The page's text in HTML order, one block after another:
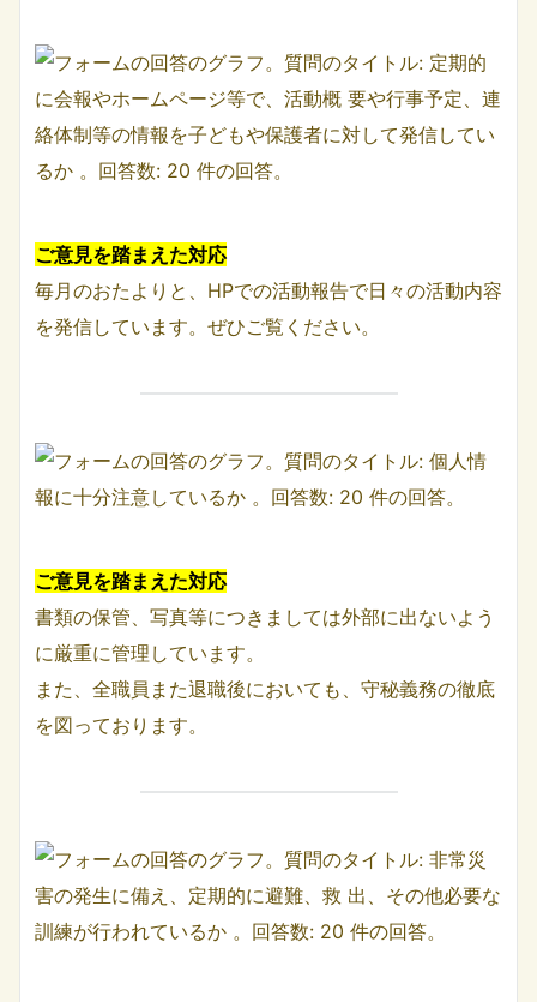
ご意見を踏まえた対応
毎月のおたよりと、HPでの活動報告で日々の活動内容
を発信しています。ぜひご覧ください。
ご意見を踏まえた対応
書類の保管、写真等につきましては外部に出ないよう
に厳重に管理しています。
また、全職員また退職後においても、守秘義務の徹底
を図っております。